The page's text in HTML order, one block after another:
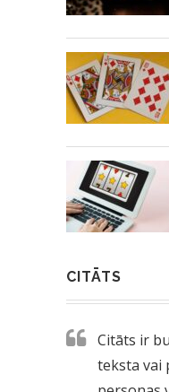
CITĀTS
Citāts ir
teksta vai